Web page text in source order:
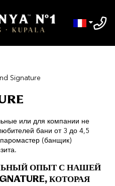
Signature
или для компании не
бани от 3 до 4,5
(банщик)
ОПЫТ С НАШЕЙ
КОТОРАЯ